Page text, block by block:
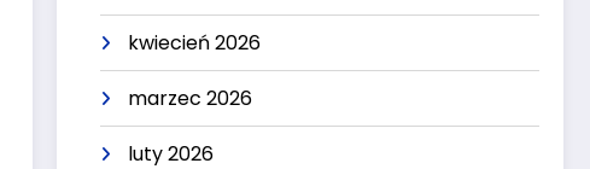
kwiecień 2026
marzec 2026
luty 2026